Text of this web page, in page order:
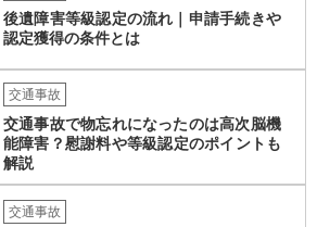
後遺障害等級認定の流れ｜申請手続きや
認定獲得の条件とは
交通事故
交通事故で物忘れになったのは高次脳機
能障害？慰謝料や等級認定のポイントも
解説
交通事故